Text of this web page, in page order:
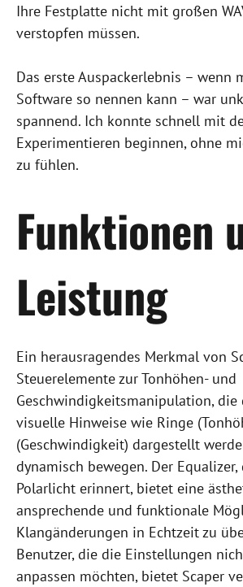
Ihre Festplatte nicht mit großen
verstopfen müssen.
Das erste Auspackerlebnis – wenn
Software so nennen kann – war
spannend. Ich konnte schnell mit
Experimentieren beginnen, ohne
zu fühlen.
Funktionen
Leistung
Ein herausragendes Merkmal von
Steuerelemente zur Tonhöhen- und
Geschwindigkeitsmanipulation,
visuelle Hinweise wie Ringe
(Geschwindigkeit) dargestellt
dynamisch bewegen. Der Equalizer,
Polarlicht erinnert, bietet eine
ansprechende und funktionale
Klangänderungen in Echtzeit zu
Benutzer, die die Einstellungen
anpassen möchten, bietet Scaper